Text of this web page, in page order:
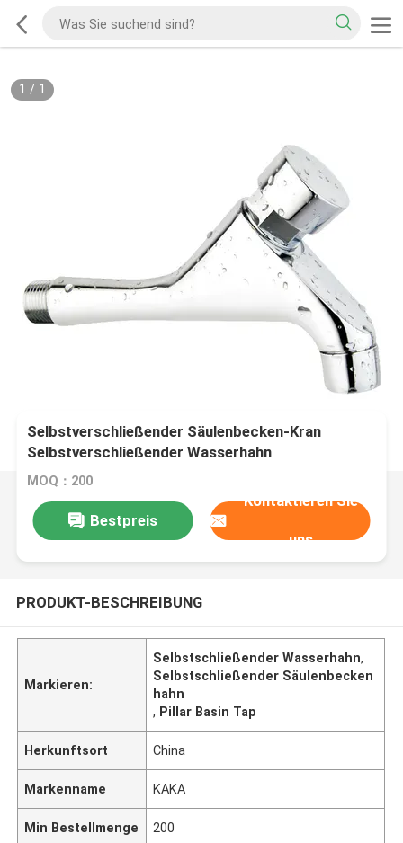
1 / 1
Selbstverschließender Säulenbecken-Kran
Selbstverschließender Wasserhahn
MOQ：200
Bestpreis
Kontaktieren Sie
uns
PRODUKT-BESCHREIBUNG
Markieren:
Selbstschließender Wasserhahn,
Selbstschließender Säulenbecken
hahn
, Pillar Basin Tap
Herkunftsort China
Markenname KAKA
Min Bestellmenge 200